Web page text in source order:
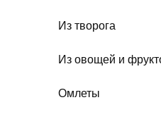
Из творога
Из овощей и
Омлеты